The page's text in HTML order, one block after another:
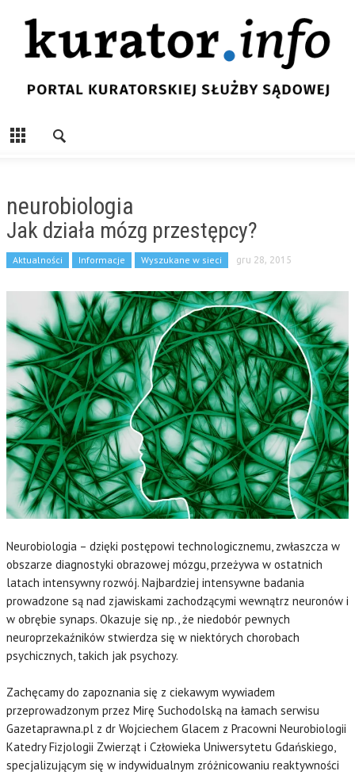
neurobiologia
Jak działa mózg przestępcy?
Aktualności Informacje Wyszukane w sieci gru 28, 2015
Neurobiologia – dzięki postępowi technologicznemu, zwłaszcza w
obszarze diagnostyki obrazowej mózgu, przeżywa w ostatnich
latach intensywny rozwój. Najbardziej intensywne badania
prowadzone są nad zjawiskami zachodzącymi wewnątrz neuronów i
w obrębie synaps. Okazuje się np., że niedobór pewnych
neuroprzekaźników stwierdza się w niektórych chorobach
psychicznych, takich jak psychozy.
Zachęcamy do zapoznania się z ciekawym wywiadem
przeprowadzonym przez Mirę Suchodolską na łamach serwisu
Gazetaprawna.pl z dr Wojciechem Glacem z Pracowni Neurobiologii
Katedry Fizjologii Zwierząt i Człowieka Uniwersytetu Gdańskiego,
specjalizującym się w indywidualnym zróżnicowaniu reaktywności